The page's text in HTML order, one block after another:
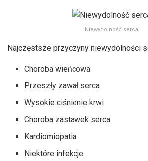
Niewydolność serca
Najczęstsze przyczyny niewydolności
Choroba wieńcowa
Przeszły zawał serca
Wysokie ciśnienie krwi
Choroba zastawek serca
Kardiomiopatia
Niektóre infekcje.